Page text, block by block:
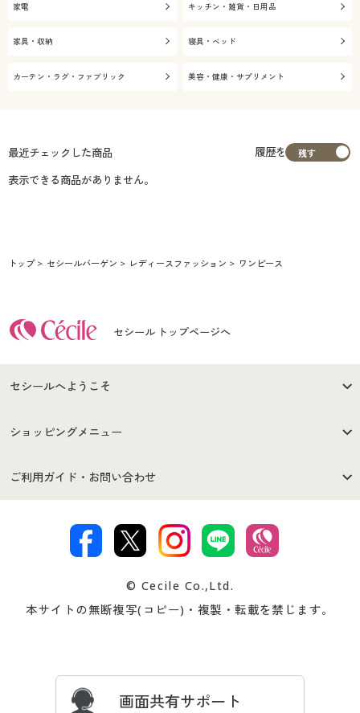
家電 キッチン・雑貨・日用品
家具・収納 寝具・ベッド
カーテン・ラグ・ファブリック 美容・健康・サプリメント
最近チェックした商品
履歴を
表示できる商品がありません。
トップ セシールバーゲン レディースファッション ワンピース
セシール トップページへ
セシールへようこそ
はじめての方へ
セシールご利用規約
著作権・商標について 会社案内
ショッピングメニュー
商品カテゴリ
プレゼント＆キャンペーン サイトマップ
ご利用ガイド・お問い合わせ
交換・返品は お支払は
ついて
忘れの場合
© Cecile Co.,Ltd.
本サイトの無断複写(コピー)・複製・転載を禁じます。
画面共有サポート